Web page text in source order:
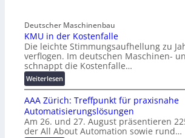
Deutscher Maschinenbau
KMU in der Kostenfalle
Die leichte Stimmungsaufhellung zu
verflogen. Im deutschen Maschinen-
schnappt die Kostenfalle…
Weiterlesen:
K
M
U
i
n
AAA Zürich: Treffpunkt für praxisnahe
Automatisierungslösungen
Am 26. und 27. August präsentieren
der All About Automation sowie rund…